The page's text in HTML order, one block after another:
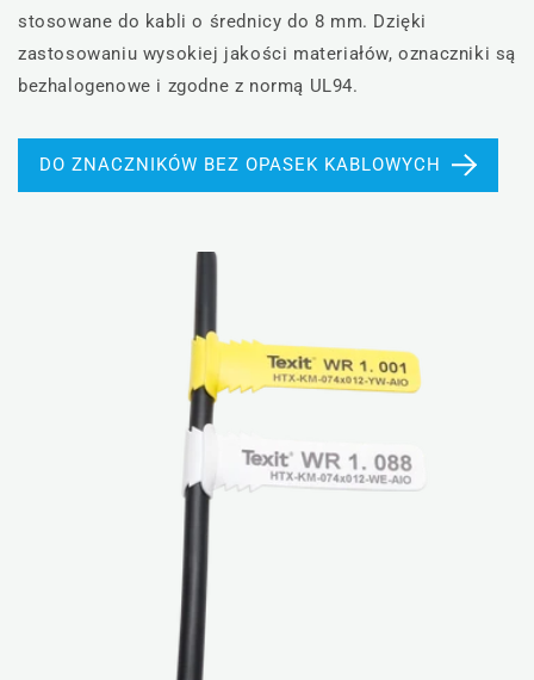
stosowane do kabli o średnicy do 8 mm. Dzięki
zastosowaniu wysokiej jakości materiałów, oznaczniki są
bezhalogenowe i zgodne z normą UL94.
DO ZNACZNIKÓW BEZ OPASEK KABLOWYCH